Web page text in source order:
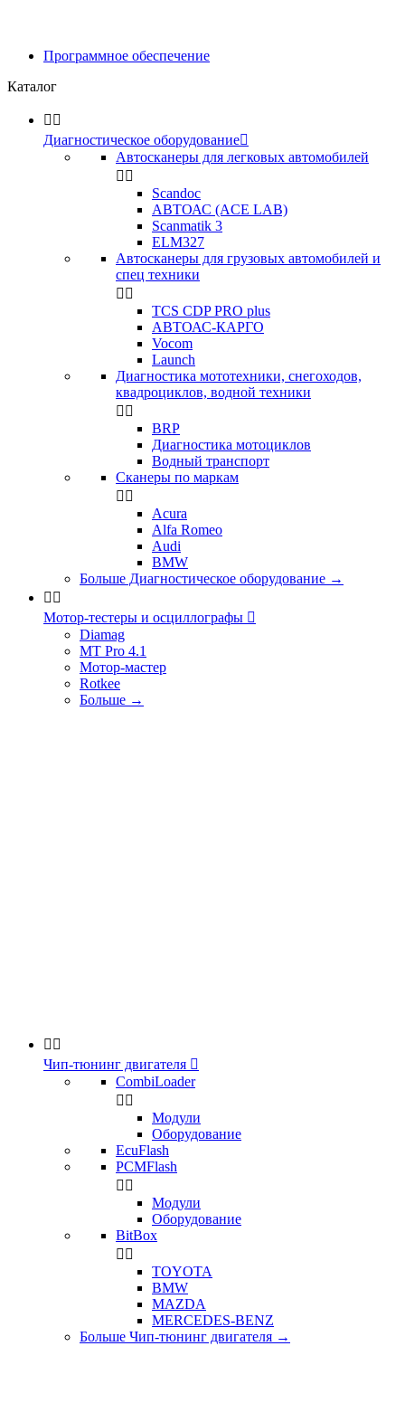
Программное обеспечение
Каталог
 
Диагностическое оборудование
Автосканеры для легковых автомобилей
 
Scandoc
АВТОАС (ACE LAB)
Scanmatik 3
ELM327
Автосканеры для грузовых автомобилей и
спец техники
 
TCS CDP PRO plus
АВТОАС-КАРГО
Vocom
Launch
Диагностика мототехники, снегоходов,
квадроциклов, водной техники
 
BRP
Диагностика мотоциклов
Водный транспорт
Сканеры по маркам
 
Acura
Alfa Romeo
Audi
BMW
Больше Диагностическое оборудование →
 
Мотор-тестеры и осциллографы 
Diamag
MT Pro 4.1
Мотор-мастер
Rotkee
Больше →
 
Чип-тюнинг двигателя 
CombiLoader
 
Модули
Оборудование
EcuFlash
PCMFlash
 
Модули
Оборудование
BitBox
 
TOYOTA
BMW
MAZDA
MERCEDES-BENZ
Больше Чип-тюнинг двигателя →